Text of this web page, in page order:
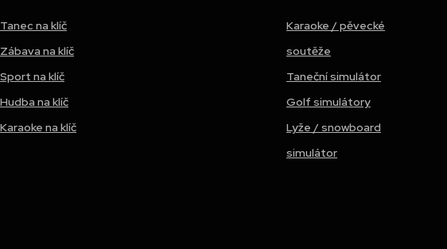
Tanec na klíč
Zábava na klíč
Sport na klíč
Hudba na klíč
Karaoke na klíč
Karaoke / pěvecké
soutěže
Taneční simulátor
Golf simulátory
Lyže / snowboard
simulátor